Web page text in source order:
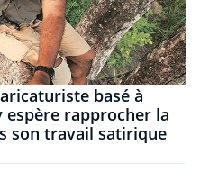
basé à
espère rapprocher la
son travail satirique